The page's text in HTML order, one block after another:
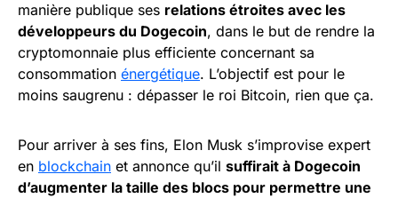
manière publique ses relations étroites avec les
développeurs du Dogecoin, dans le but de rendre la
cryptomonnaie plus efficiente concernant sa
consommation énergétique. L’objectif est pour le
moins saugrenu : dépasser le roi Bitcoin, rien que ça.
Pour arriver à ses fins, Elon Musk s’improvise expert
en blockchain et annonce qu’il suffirait à Dogecoin
d’augmenter la taille des blocs pour permettre une